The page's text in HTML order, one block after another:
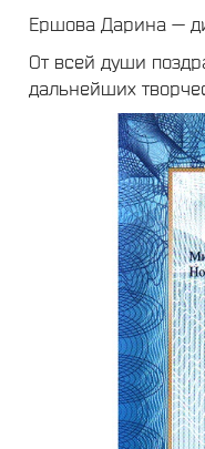
Ершова Дарина —
От всей души
дальнейших